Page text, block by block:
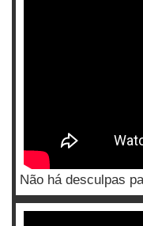
Não há desculpas